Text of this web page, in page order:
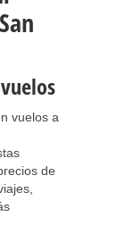
vuelos a
de